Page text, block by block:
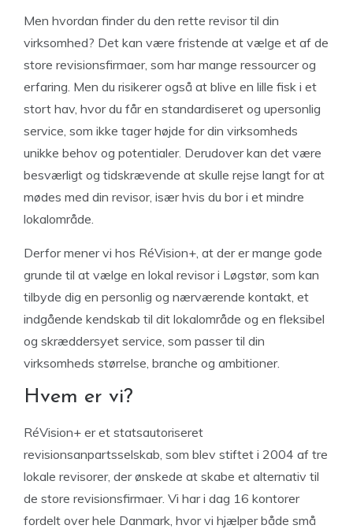
Men hvordan finder du den rette revisor til din
virksomhed? Det kan være fristende at vælge et af de
store revisionsfirmaer, som har mange ressourcer og
erfaring. Men du risikerer også at blive en lille fisk i et
stort hav, hvor du får en standardiseret og upersonlig
service, som ikke tager højde for din virksomheds
unikke behov og potentialer. Derudover kan det være
besværligt og tidskrævende at skulle rejse langt for at
mødes med din revisor, især hvis du bor i et mindre
lokalområde.
Derfor mener vi hos RéVision+, at der er mange gode
grunde til at vælge en lokal revisor i Løgstør, som kan
tilbyde dig en personlig og nærværende kontakt, et
indgående kendskab til dit lokalområde og en fleksibel
og skræddersyet service, som passer til din
virksomheds størrelse, branche og ambitioner.
Hvem er vi?
RéVision+ er et statsautoriseret
revisionsanpartsselskab, som blev stiftet i 2004 af tre
lokale revisorer, der ønskede at skabe et alternativ til
de store revisionsfirmaer. Vi har i dag 16 kontorer
fordelt over hele Danmark, hvor vi hjælper både små